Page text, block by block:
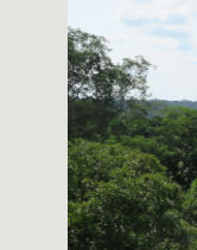
m
e
9
0
%